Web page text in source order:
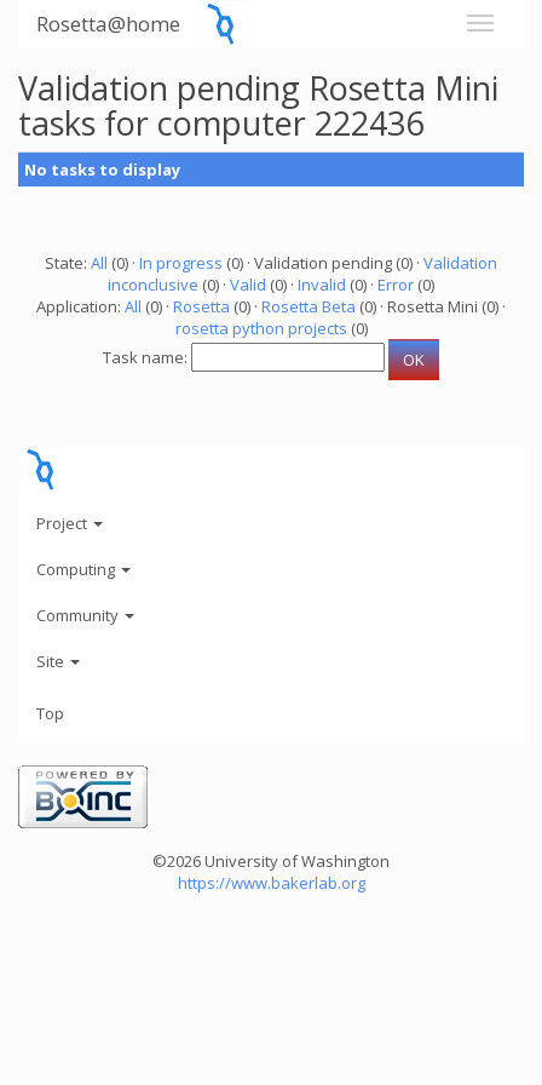
Rosetta@home
Validation pending Rosetta Mini
tasks for computer 222436
No tasks to display
State: All (0) · In progress (0) · Validation pending (0) · Validation
inconclusive (0) · Valid (0) · Invalid (0) · Error (0)
Application: All (0) · Rosetta (0) · Rosetta Beta (0) · Rosetta Mini (0) ·
rosetta python projects (0)
Task name:
Project
Computing
Community
Site
Top
©2026 University of Washington
https://www.bakerlab.org